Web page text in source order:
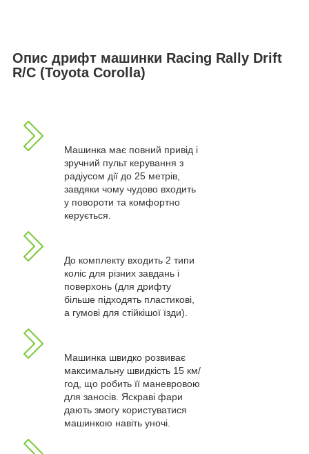
Опис дрифт машинки Racing Rally Drift
R/C (Toyota Corolla)
Машинка має повний привід і
зручний пульт керування з
радіусом дії до 25 метрів,
завдяки чому чудово входить
у повороти та комфортно
керується.
До комплекту входить 2 типи
коліс для різних завдань і
поверхонь (для дрифту
більше підходять пластикові,
а гумові для стійкішої їзди).
Машинка швидко розвиває
максимальну швидкість 15 км/
год, що робить її маневровою
для заносів. Яскраві фари
дають змогу користуватися
машинкою навіть уночі.